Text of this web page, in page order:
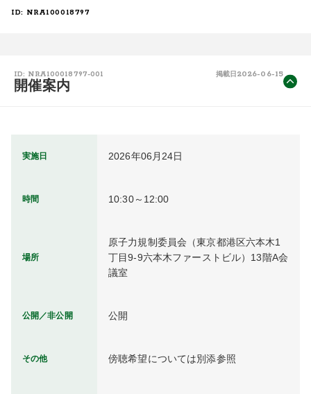
ID: NRA100018797
ID: NRA100018797-001 掲載日 2026-06-15
開催案内
実施日 2026年06月24日
時間 10:30～12:00
場所
原子力規制委員会（東京都港区六本木1
丁目9-9六本木ファーストビル）13階A会
議室
公開／非公開 公開
その他 傍聴希望については別添参照